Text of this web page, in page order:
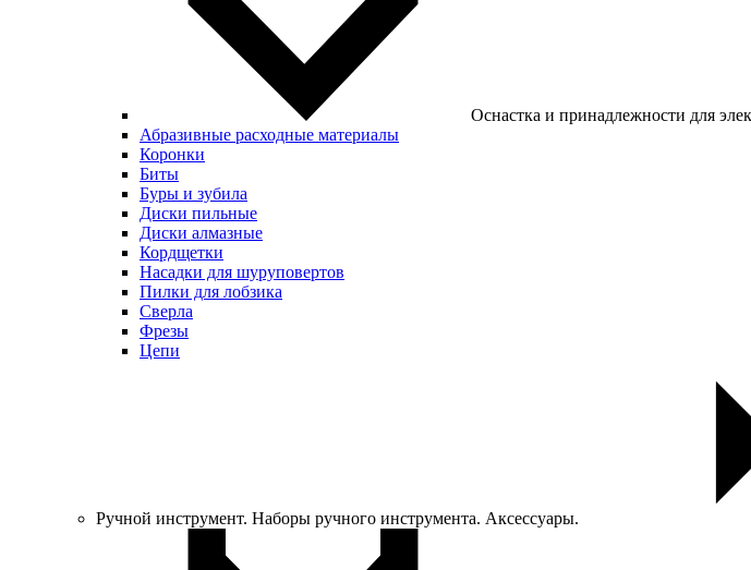
Оснастка и принадлежности для
Абразивные расходные материалы
Коронки
Биты
Буры и зубила
Диски пильные
Диски алмазные
Кордщетки
Насадки для шуруповертов
Пилки для лобзика
Сверла
Фрезы
Цепи
Ручной инструмент. Наборы ручного инструмента. Аксессуары.